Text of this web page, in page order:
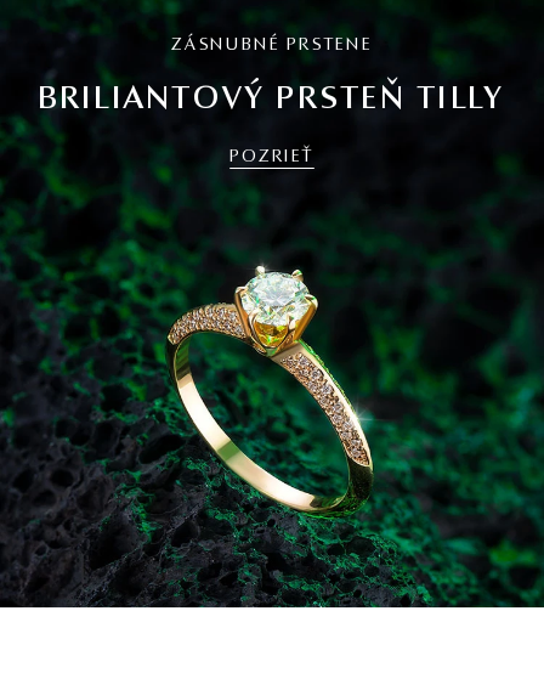
ZÁSNUBNÉ PRSTENE
BRILIANTOVÝ PRSTEŇ TILLY
POZRIEŤ